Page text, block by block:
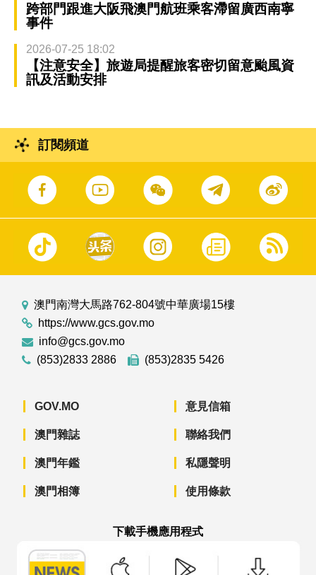
跨部門跟進大阪飛澳門航班乘客滯留廣西南寧
事件
2026-07-25 18:02
【注意安全】旅遊局提醒旅客密切留意颱風資
訊及活動安排
訂閱頻道
澳門南灣大馬路762-804號中華廣場15樓
https://www.gcs.gov.mo
info@gcs.gov.mo
(853)2833 2886
(853)2835 5426
GOV.MO
澳門雜誌
澳門年鑑
澳門相簿
意見信箱
聯絡我們
私隱聲明
使用條款
下載手機應用程式